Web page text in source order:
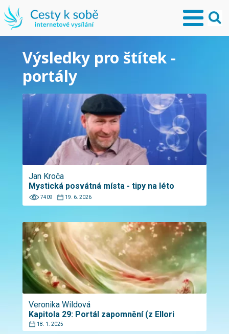
Výsledky pro štítek -
portály
Jan Kroča
Mystická posvátná místa - tipy na léto
7409 19. 6. 2026
Veronika Wildová
Kapitola 29: Portál zapomnění (z Ellori
18. 1. 2025